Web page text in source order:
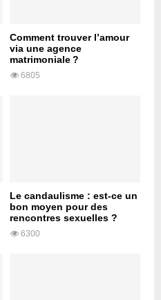
Comment trouver l’amour
via une agence
matrimoniale ?
6805
Le candaulisme : est-ce un
bon moyen pour des
rencontres sexuelles ?
6300